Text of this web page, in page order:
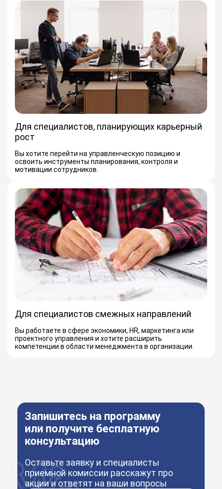
Для специалистов, планирующих карьерный
рост
Вы хотите перейти на управленческую позицию и
освоить инструменты планирования, контроля и
мотивации сотрудников.
Для специалистов смежных направлений
Вы работаете в сфере экономики, HR, маркетинга или
проектного управления и хотите расширить
компетенции в области менеджмента в организации.
Запишитесь на программу
или получите бесплатную
консультацию
Оставьте заявку и специалисты
приемной комиссии расскажут про
акции и ответят на ваши вопросы